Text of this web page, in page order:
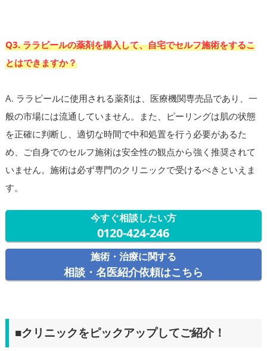
Q3. ララピールの薬剤を購入して、自宅でセルフ施術をするこ
とはできますか？
A. ララピールに使用される薬剤は、医療機関専売品であり、一
般の市場には流通していません。また、ピーリングは肌の状態
を正確に判断し、適切な時間で中和処置を行う必要があるた
め、ご自身でのセルフ施術は安全性の観点から強く推奨されて
いません。施術は必ず専門のクリニックで受けるべきといえま
す。
今すぐ相談したい方
0120-424-246
施術・治療に関する
相談・名医紹介依頼はこちら
■クリニックをピックアップしてご紹介！